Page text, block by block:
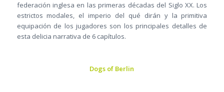
federación inglesa en las primeras décadas del Siglo XX. Los
estrictos modales, el imperio del qué dirán y la primitiva
equipación de los jugadores son los principales detalles de
esta delicia narrativa de 6 capítulos.
Dogs of Berlin